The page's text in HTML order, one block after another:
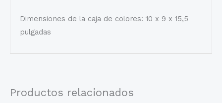
Dimensiones de la caja de colores: 10 x 9 x 15,5
pulgadas
Productos relacionados